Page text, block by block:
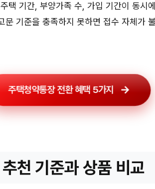
택 기간, 부양가족 수, 가입 기간이 동시
문 기준을 충족하지 못하면 접수 자체가
주택청약통장 전환 혜택 5가지
천 기준과 상품 비교